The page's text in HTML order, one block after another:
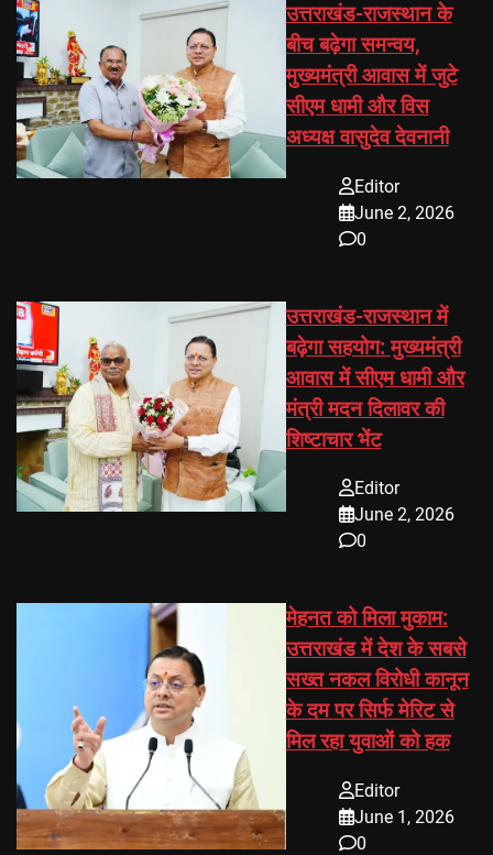
उत्तराखंड-राजस्थान के
बीच बढ़ेगा समन्वय,
मुख्यमंत्री आवास में जुटे
सीएम धामी और विस
अध्यक्ष वासुदेव देवनानी
Editor
June 2, 2026
0
उत्तराखंड-राजस्थान में
बढ़ेगा सहयोग: मुख्यमंत्री
आवास में सीएम धामी और
मंत्री मदन दिलावर की
शिष्टाचार भेंट
Editor
June 2, 2026
0
मेहनत को मिला मुकाम:
उत्तराखंड में देश के सबसे
सख्त नकल विरोधी कानून
के दम पर सिर्फ मेरिट से
मिल रहा युवाओं को हक
Editor
June 1, 2026
0